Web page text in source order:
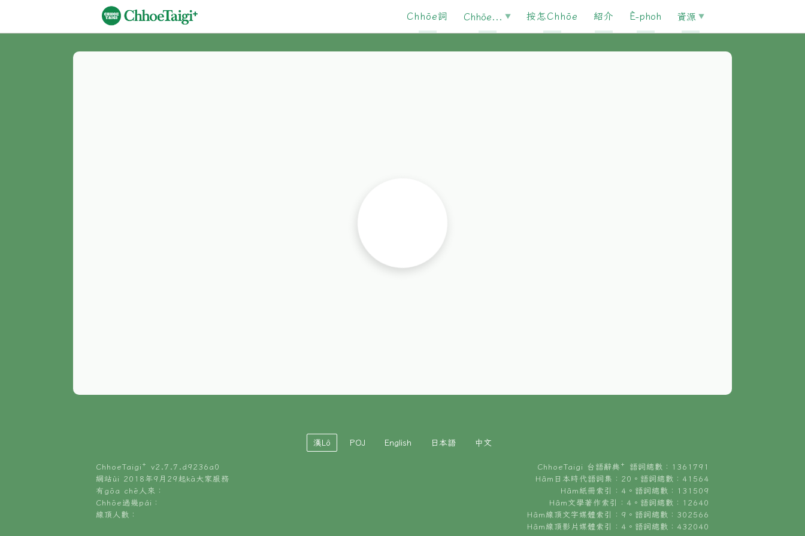
Chhōe詞 Chhōe... 按怎Chhōe 紹介 È-phoh 資源
漢Lô POJ English 日本語 中文
ChhoeTaigi⁺ v2.7.7.d9236a0
網站ùi 2018年9月29起kā大家服務
有gōa chē人來：
Chhōe過幾pái：
線頂人數：
ChhoeTaigi 台語辭典⁺ 語詞總數：1361791
Hâm日本時代語詞集：20。語詞總數：41564
Hâm紙冊索引：4。語詞總數：131509
Hâm文學著作索引：4。語詞總數：12640
Hâm線頂文字媒體索引：9。語詞總數：302566
Hâm線頂影片媒體索引：4。語詞總數：432040